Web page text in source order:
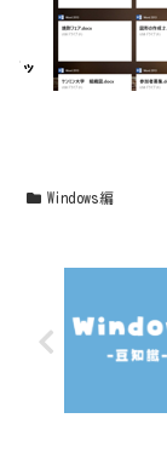
Windows編